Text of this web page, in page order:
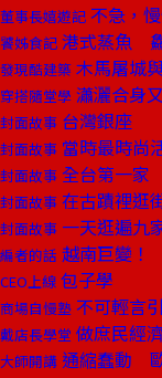
董事長嬉遊記 不急，
饕姊食記 港式蒸魚
發現酷建築 木馬屠城
穿搭隨堂學 瀟灑合身
封面故事 台灣銀座
封面故事 當時最時尚
封面故事 全台第一家
封面故事 在古蹟裡
封面故事 一天逛遍九
編者的話 越南巨變！
CEO上線 包子學
商場自慢塾 不可輕言
戴店長學堂 做庶民經
大師開講 通縮蠢動